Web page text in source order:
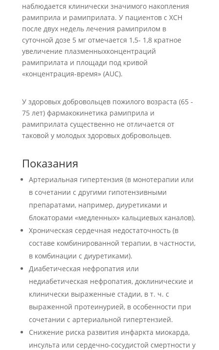
наблюдается клинически значимого накопления
рамиприла и рамиприлата. У пациентов с ХСН
после двух недель лечения рамиприлом в
суточной дозе 5 мг отмечается 1,5- 1,8 кратное
увеличение плазменныхконцентраций
рамиприлата и площади под кривой
«концентрация-время» (AUC).
У здоровых добровольцев пожилого возраста (65 -
75 лет) фармакокинетика рамиприла и
рамиприлата существенно не отличается от
таковой у молодых здоровых добровольцев.
Показания
Артериальная гипертензия (в монотерапии или
в сочетании с другими гипотензивными
препаратами, например, диуретиками и
блокаторами «медленных» кальциевых каналов).
Хроническая сердечная недостаточность (в
составе комбинированной терапии, в частности,
в комбинации с диуретиками).
Диабетическая нефропатия или
недиабетическая нефропатия, доклинические и
клинически выраженные стадии, в т. ч. с
выраженной протеинурией, в особенности при
сочетании с артериальной гипертензией.
Снижение риска развития инфаркта миокарда,
инсульта или сердечно-сосудистой смертности у